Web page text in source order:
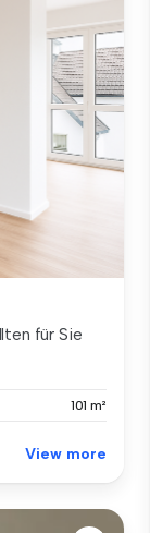
für Sie
101 m²
View more